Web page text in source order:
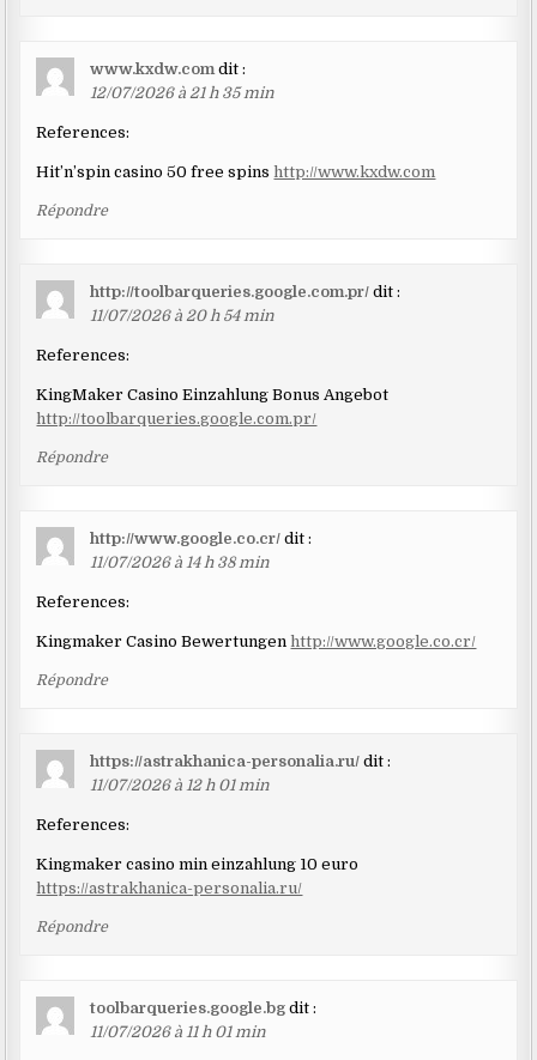
www.kxdw.com dit :
12/07/2026 à 21 h 35 min
References:
Hit’n’spin casino 50 free spinshttp://www.kxdw.com
Répondre
http://toolbarqueries.google.com.pr/ dit :
11/07/2026 à 20 h 54 min
References:
KingMaker Casino Einzahlung Bonus Angebot
http://toolbarqueries.google.com.pr/
Répondre
http://www.google.co.cr/ dit :
11/07/2026 à 14 h 38 min
References:
Kingmaker Casino Bewertungenhttp://www.google.co.cr/
Répondre
https://astrakhanica-personalia.ru/ dit :
11/07/2026 à 12 h 01 min
References:
Kingmaker casino min einzahlung 10 euro
https://astrakhanica-personalia.ru/
Répondre
toolbarqueries.google.bg dit :
11/07/2026 à 11 h 01 min